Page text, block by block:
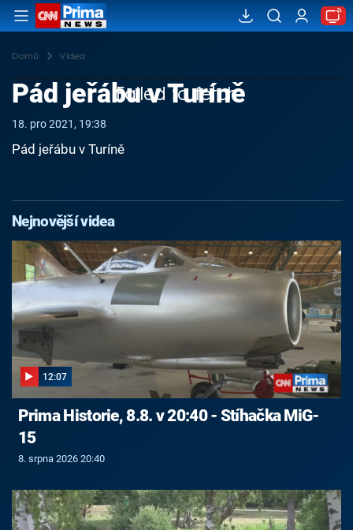
Domů Videa
Failed to fetch
Pád jeřábu v Turíně
18. pro 2021, 19:38
Pád jeřábu v Turíně
Nejnovější videa
12:07
Prima Historie, 8.8. v 20:40 - Stíhačka MiG-
15
8. srpna 2026 20:40